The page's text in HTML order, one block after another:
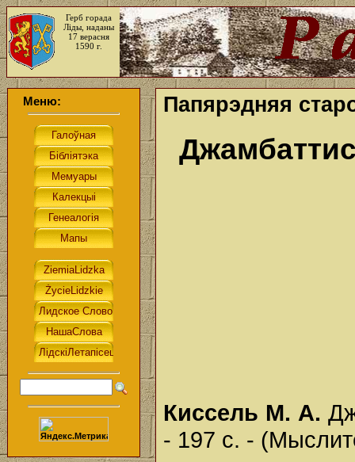
Герб горада
Ліды, наданы
17 верасня
1590 г.
Меню: Папярэдняя
Киссель М. А.
- 197 с. -